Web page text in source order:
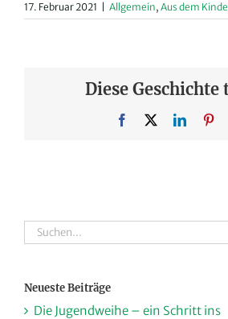
17. Februar 2021 Allgemein, Aus dem
Diese Geschichte
Facebook
Suche
nach:
Neueste Beiträge
Die Jugendweihe – ein Schritt ins